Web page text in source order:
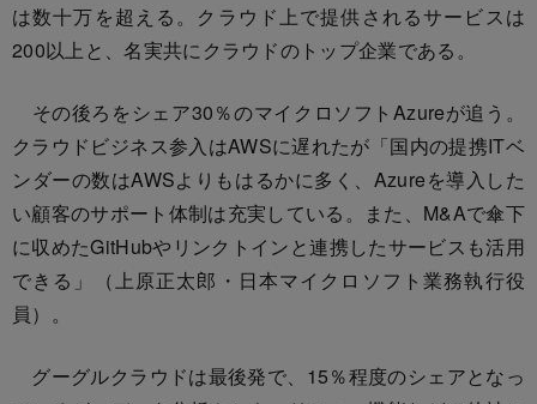
は数十万を超える。クラウド上で提供されるサービスは
200以上と、名実共にクラウドのトップ企業である。
その後ろをシェア30％のマイクロソフトAzureが追う。
クラウドビジネス参入はAWSに遅れたが「国内の提携ITベ
ンダーの数はAWSよりもはるかに多く、Azureを導入した
い顧客のサポート体制は充実している。また、M&Aで傘下
に収めたGitHubやリンクトインと連携したサービスも活用
できる」（上原正太郎・日本マイクロソフト業務執行役
員）。
グーグルクラウドは最後発で、15％程度のシェアとなっ